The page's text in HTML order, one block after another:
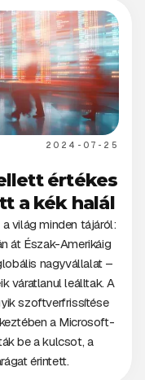
2024-07-25
értékes
a kék halál
világ minden tájáról:
át Észak-Amerikáig
nagyvállalat –
váratlanul leálltak. A
szoftverfrissítése
a Microsoft-
be a kulcsot, a
érintett.